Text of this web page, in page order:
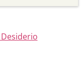
algo que a
Desiderio